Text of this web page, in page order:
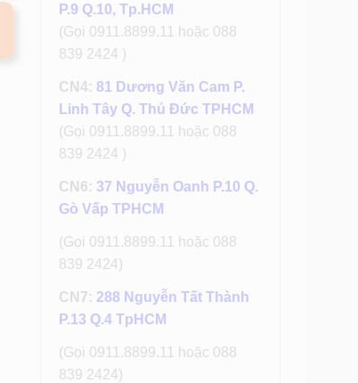
P.9 Q.10, Tp.HCM
(Gọi 0911.8899.11 hoặc 088
839 2424 )
CN4: 81 Dương Văn Cam P.
Linh Tây Q. Thủ Đức TPHCM
(Gọi 0911.8899.11 hoặc 088
839 2424 )
CN6: 37 Nguyễn Oanh P.10 Q.
Gò Vấp TPHCM
(Gọi 0911.8899.11 hoặc 088
839 2424)
CN7: 288 Nguyễn Tất Thành
P.13 Q.4 TpHCM
(Gọi 0911.8899.11 hoặc 088
839 2424)